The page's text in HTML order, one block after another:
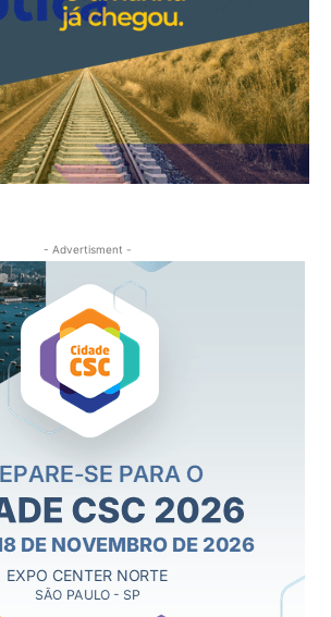
- Advertisment -